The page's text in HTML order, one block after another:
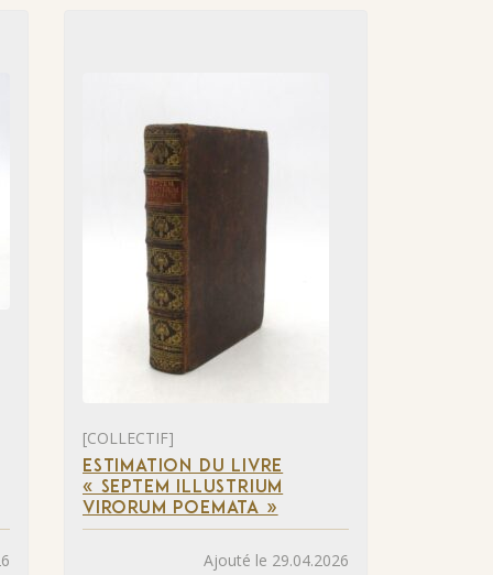
[COLLECTIF]
ESTIMATION DU LIVRE
« SEPTEM ILLUSTRIUM
VIRORUM POEMATA »
Ajouté le 29.04.2026